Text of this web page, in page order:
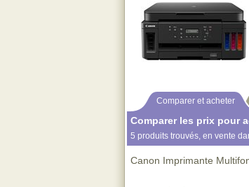
Comparer et acheter
Comparer les prix pour
5 produits trouvés, en vente
Canon Imprimante